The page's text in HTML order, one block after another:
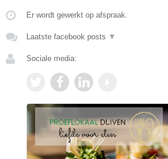
Er wordt gewerkt op afspraak.
Laatste facebook posts ▼
Sociale media: